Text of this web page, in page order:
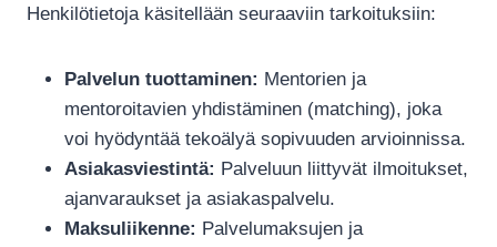
Henkilötietoja käsitellään seuraaviin tarkoituksiin:
Palvelun tuottaminen: Mentorien ja
mentoroitavien yhdistäminen (matching), joka
voi hyödyntää tekoälyä sopivuuden arvioinnissa.
Asiakasviestintä: Palveluun liittyvät ilmoitukset,
ajanvaraukset ja asiakaspalvelu.
Maksuliikenne: Palvelumaksujen ja